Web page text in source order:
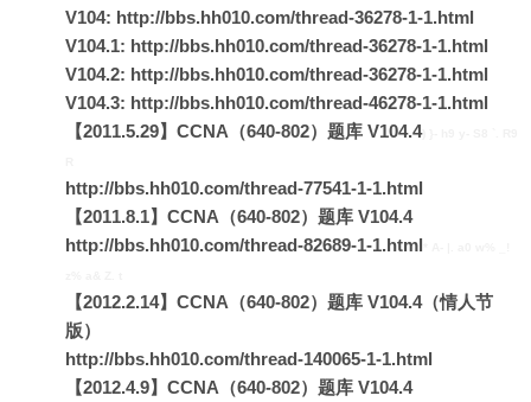
V104: http://bbs.hh010.com/thread-36278-1-1.html
V104.1: http://bbs.hh010.com/thread-36278-1-1.html
V104.2: http://bbs.hh010.com/thread-36278-1-1.html
V104.3: http://bbs.hh010.com/thread-46278-1-1.html
【2011.5.29】CCNA（640-802）题库 V104.4) }- h9 y- S8 `. R9
http://bbs.hh010.com/thread-77541-1-1.html
【2011.8.1】CCNA（640-802）题库 V104.4
http://bbs.hh010.com/thread-82689-1-1.html
【2012.2.14】CCNA（640-802）题库 V104.4（情人节
版）
http://bbs.hh010.com/thread-140065-1-1.html
【2012.4.9】CCNA（640-802）题库 V104.4